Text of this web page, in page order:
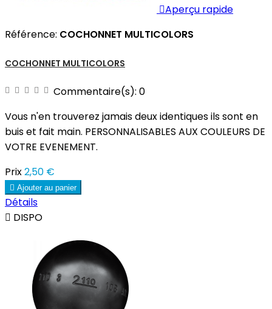
Aperçu rapide
Référence: COCHONNET MULTICOLORS
COCHONNET MULTICOLORS
Commentaire(s): 0
Vous n'en trouverez jamais deux identiques ils sont en
buis et fait main. PERSONNALISABLES AUX COULEURS DE
VOTRE EVENEMENT.
Prix2,50 €
 Ajouter au panier
Détails
 DISPO